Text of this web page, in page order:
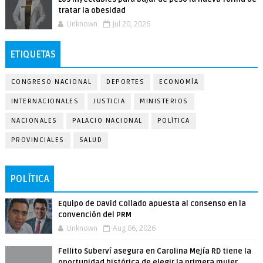
tratar la obesidad
Unknown Jul 20, 2026
ETIQUETAS
CONGRESO NACIONAL DEPORTES ECONOMÍA
INTERNACIONALES JUSTICIA MINISTERIOS
NACIONALES PALACIO NACIONAL POLÍTICA
PROVINCIALES SALUD
POLÍTICA
Equipo de David Collado apuesta al consenso en la
convención del PRM
Unknown Aug 06, 2026
Fellito Suberví asegura en Carolina Mejía RD tiene la